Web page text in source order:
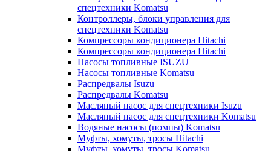
спецтехники Komatsu
Контроллеры, блоки управления для
спецтехники Komatsu
Компрессоры кондиционера Hitachi
Компрессоры кондиционера Hitachi
Насосы топливные ISUZU
Насосы топливные Komatsu
Распредвалы Isuzu
Распредвалы Komatsu
Масляный насос для спецтехники Isuzu
Масляный насос для спецтехники Komatsu
Водяные насосы (помпы) Komatsu
Муфты, хомуты, тросы Hitachi
Муфты, хомуты, тросы Komatsu